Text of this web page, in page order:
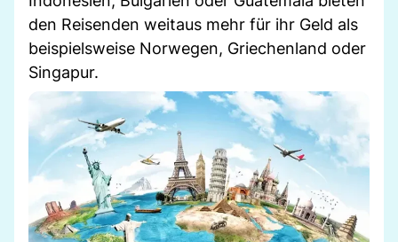
den Reisenden weitaus mehr für ihr Geld als
beispielsweise Norwegen, Griechenland oder
Singapur.